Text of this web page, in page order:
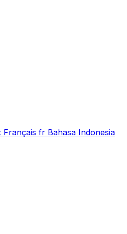
Français fr Bahasa Indonesia